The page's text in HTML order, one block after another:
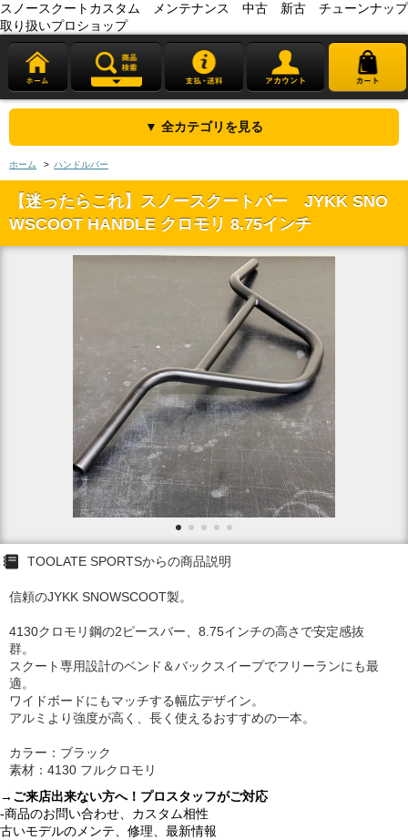
スノースクートカスタム メンテナンス 中古 新古 チューンナップ
取り扱いプロショップ
▼ 全カテゴリを見る
ホーム > ハンドルバー
【迷ったらこれ】スノースクートバー JYKK SNO
WSCOOT HANDLE クロモリ 8.75インチ
TOOLATE SPORTSからの商品説明
信頼のJYKK SNOWSCOOT製。
4130クロモリ鋼の2ピースバー、8.75インチの高さで安定感抜
群。
スクート専用設計のベンド＆バックスイープでフリーランにも最
適。
ワイドボードにもマッチする幅広デザイン。
アルミより強度が高く、長く使えるおすすめの一本。
カラー：ブラック
素材：4130 フルクロモリ
→ご来店出来ない方へ！プロスタッフがご対応
-商品のお問い合わせ、カスタム相性
古いモデルのメンテ、修理、最新情報